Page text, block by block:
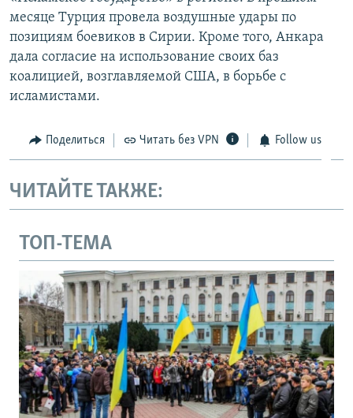
месяце Турция провела воздушные удары по
позициям боевиков в Сирии. Кроме того, Анкара
дала согласие на использование своих баз
коалицией, возглавляемой США, в борьбе с
исламистами.
Поделиться Читать без VPN Follow us
ЧИТАЙТЕ ТАКЖЕ:
ТОП-ТЕМА